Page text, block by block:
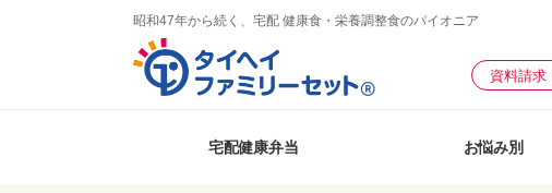
昭和47年から続く、宅配 健康食・栄養調整食のパイオニア
資料請求
宅配健康弁当 お悩み別